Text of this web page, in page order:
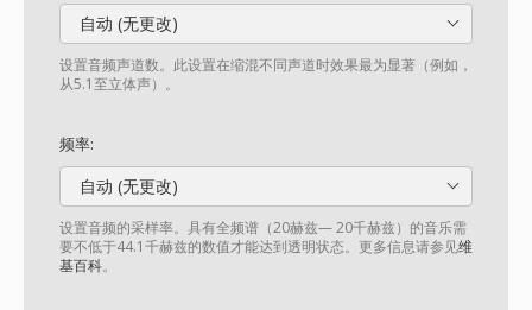
自动 (无更改)
设置音频声道数。此设置在缩混不同声道时效果最为显著（例如，
从5.1至立体声）。
频率:
自动 (无更改)
设置音频的采样率。具有全频谱（20赫兹— 20千赫兹）的音乐需
要不低于44.1千赫兹的数值才能达到透明状态。更多信息请参见维
基百科。